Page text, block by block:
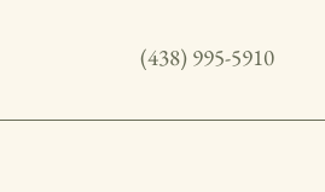
(438) 995-5910